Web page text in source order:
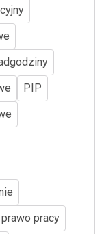
PIP
prawo pracy